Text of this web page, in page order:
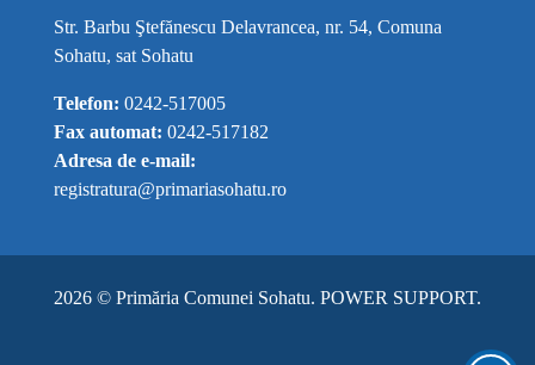
Str. Barbu Ştefănescu Delavrancea, nr. 54, Comuna
Sohatu, sat Sohatu
Telefon: 0242-517005
Fax automat: 0242-517182
Adresa de e-mail:
registratura@primariasohatu.ro
2026 © Primăria Comunei Sohatu. POWER SUPPORT.